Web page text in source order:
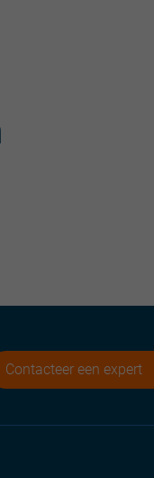
Contacteer een expert